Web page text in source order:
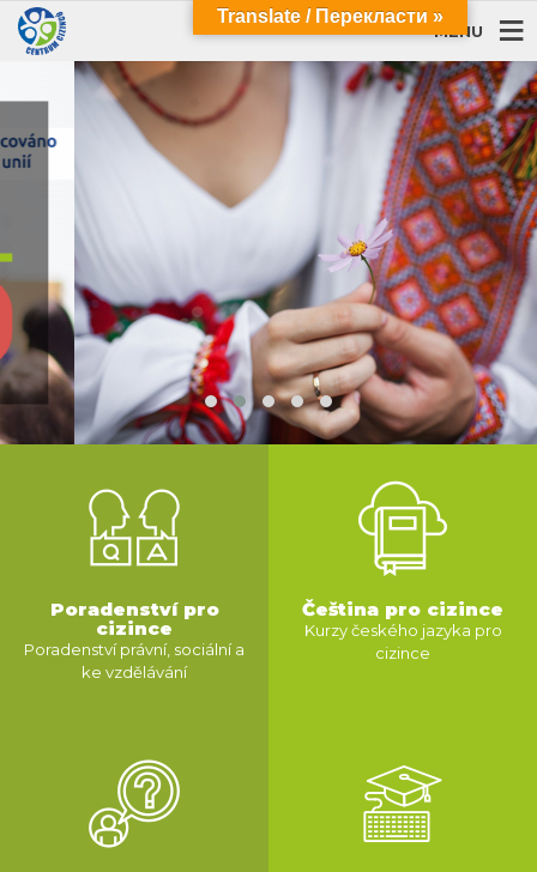
MENU
Poradenství pro
cizince
Poradenství právní, sociální a
ke vzdělávání
Čeština pro cizince
Kurzy českého jazyka pro
cizince
Translate / Перекласти »